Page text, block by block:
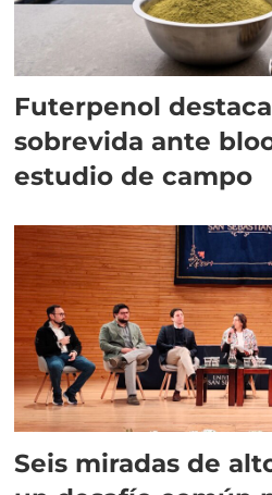
Futerpenol
sobrevida ante
estudio de campo
Seis miradas de